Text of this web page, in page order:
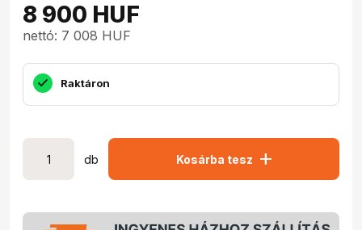
8 900 HUF
nettó: 7 008 HUF
Raktáron
db Kosárba tesz add